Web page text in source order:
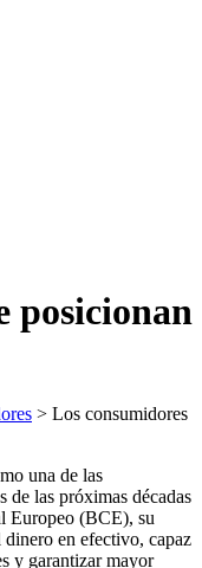
posicionan
> Los consumidores
una de las
de las próximas décadas
Europeo (BCE), su
en efectivo, capaz
y garantizar mayor